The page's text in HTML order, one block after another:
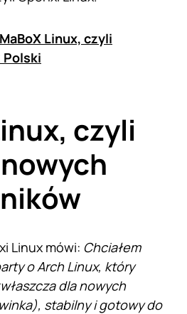
MaBoX Linux, czyli
czyli
Linux mówi: Chciałem
o Arch Linux, który
dla nowych
stabilny i gotowy do